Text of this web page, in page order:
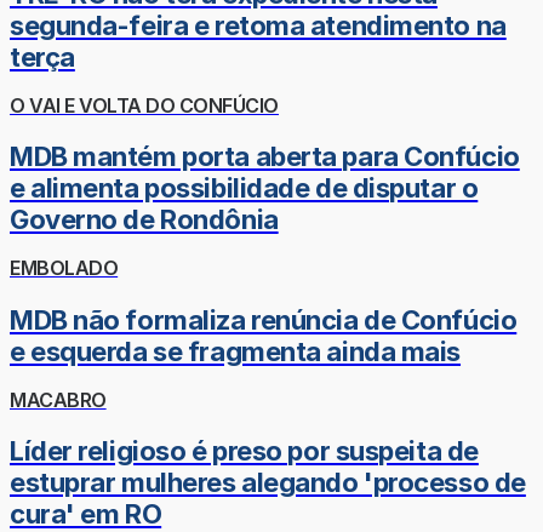
segunda-feira e retoma atendimento na
terça
O VAI E VOLTA DO CONFÚCIO
MDB mantém porta aberta para Confúcio
e alimenta possibilidade de disputar o
Governo de Rondônia
EMBOLADO
MDB não formaliza renúncia de Confúcio
e esquerda se fragmenta ainda mais
MACABRO
Líder religioso é preso por suspeita de
estuprar mulheres alegando 'processo de
cura' em RO